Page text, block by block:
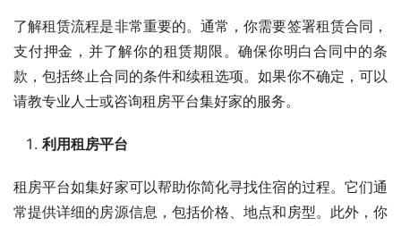
了解租赁流程是非常重要的。通常，你需要签署租赁合同，
支付押金，并了解你的租赁期限。确保你明白合同中的条
款，包括终止合同的条件和续租选项。如果你不确定，可以
请教专业人士或咨询租房平台集好家的服务。
利用租房平台
租房平台如集好家可以帮助你简化寻找住宿的过程。它们通
常提供详细的房源信息，包括价格、地点和房型。此外，你